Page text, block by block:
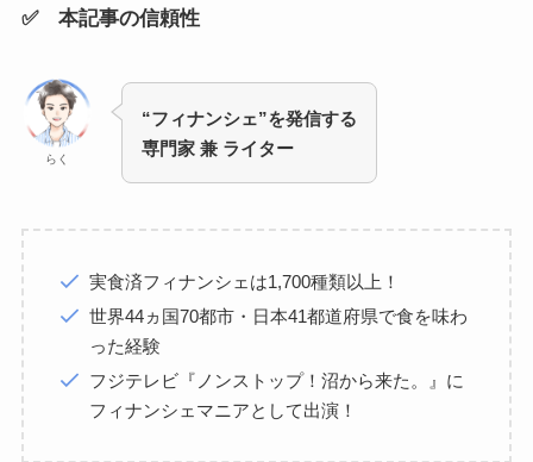
✅ 本記事の信頼性
らく
“フィナンシェ”を発信する
専門家 兼 ライター
実食済フィナンシェは1,700種類以上！
世界44ヵ国70都市・日本41都道府県で食を味わ
った経験
フジテレビ『ノンストップ！沼から来た。』に
フィナンシェマニアとして出演！